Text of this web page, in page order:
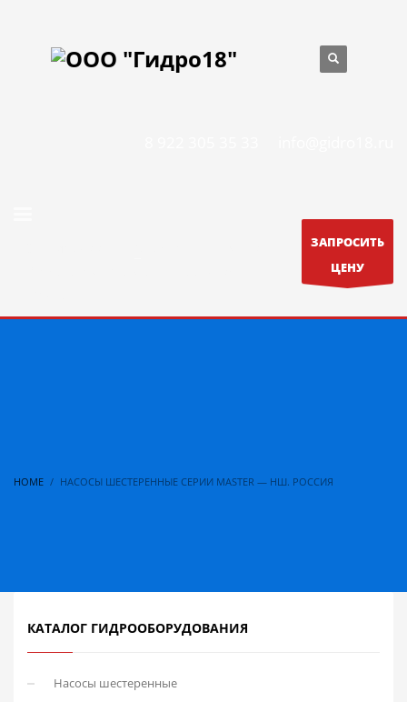
ЗАПРОСИТЬ
ЦЕНУ
HOME НАСОСЫ ШЕСТЕРЕННЫЕ СЕРИИ MASTER — НШ. РОССИЯ
КАТАЛОГ ГИДРООБОРУДОВАНИЯ
Насосы шестеренные